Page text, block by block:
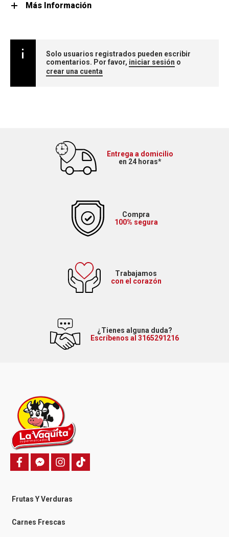
Más Información
Solo usuarios registrados pueden escribir
comentarios. Por favor, iniciar sesión o
crear una cuenta
Entrega a domicilio
en 24 horas*
Compra
100% segura
Trabajamos
con el corazón
¿Tienes alguna duda?
Escríbenos al 3165291216
f
a
b
o
f
a
b
o
-
i
n
g
m
T
i
Frutas Y Verduras
Carnes Frescas